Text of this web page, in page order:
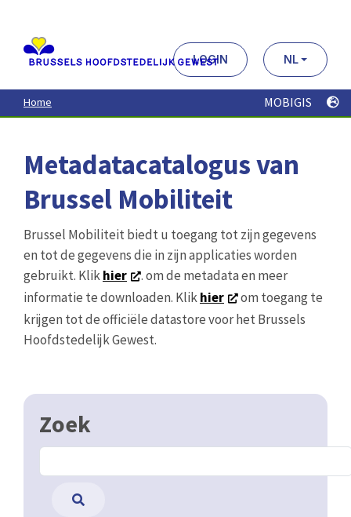
contenu
principal
LOGIN NL
Home MOBIGIS
Metadatacatalogus van
Brussel Mobiliteit
Brussel Mobiliteit biedt u toegang tot zijn gegevens
en tot de gegevens die in zijn applicaties worden
gebruikt. Klikhier
. om de metadata en meer
informatie te downloaden. Klikhier
om toegang te
krijgen tot de officiële datastore voor het Brussels
Hoofdstedelijk Gewest.
Zoek